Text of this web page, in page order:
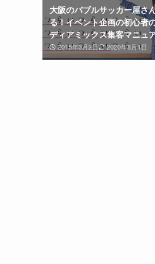
大阪のバブルサッカー屋さ
る！イベント企画の初心者
ディアミックス集客マニュ
2015年3月2日 2020年8月1日